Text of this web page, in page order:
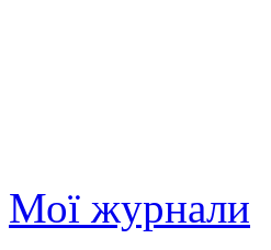
Мої журнали